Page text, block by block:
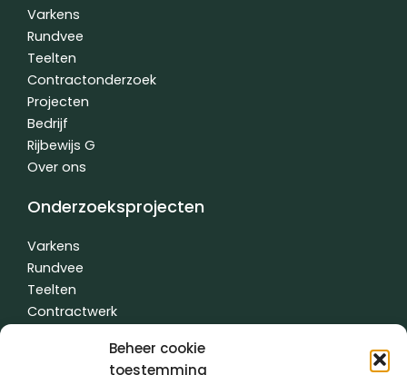
Beheer cookie
toestemming
o
k
-
f
n
-
n
Varkens
Rundvee
Teelten
Contractonderzoek
Projecten
Bedrijf
Rijbewijs G
Over ons
Onderzoeksprojecten
Varkens
Rundvee
Teelten
Contractwerk